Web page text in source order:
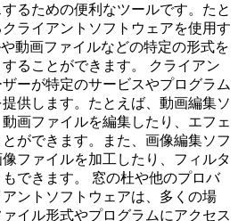
るための便利なツールです。たと
ライアントソフトウェアを使用す
動画ファイルなどの特定の形式を
ることができます。 クライアン
ーが特定のサービスやプログラム
供します。たとえば、動画編集ソ
画ファイルを編集したり、エフェ
ができます。また、画像編集ソフ
ファイルを加工したり、フィルタ
できます。 窓の杜や他のプロバ
ントソフトウェアは、多くの場
イル形式やプログラムにアクセス